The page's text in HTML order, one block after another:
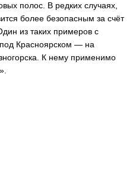
полос. В редких случаях,
более безопасным за счёт
из таких примеров с
Красноярском — на
К нему применимо